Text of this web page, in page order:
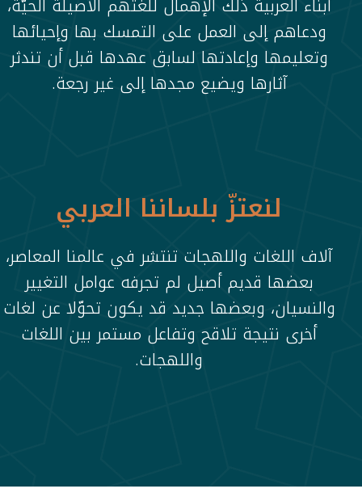
ودعاهم إلى العمل على التمسك بها وإحيائها
وتعليمها وإعادتها لسابق عهدها قبل أن تندثر
آثارها ويضيع مجدها إلى غير رجعة.
لنعتزّ بلساننا العربي
آلاف اللغات واللهجات تنتشر في عالمنا المعاصر،
بعضها قديم أصيل لم تجرفه عوامل التغيير
والنسيان، وبعضها جديد قد يكون تحوّلا عن لغات
أخرى نتيجة تلاقح وتفاعل مستمر بين اللغات
واللهجات.